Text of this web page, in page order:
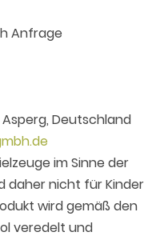
Anfrage
Asperg, Deutschland
im Sinne der
daher nicht für Kinder
wird gemäß den
veredelt und